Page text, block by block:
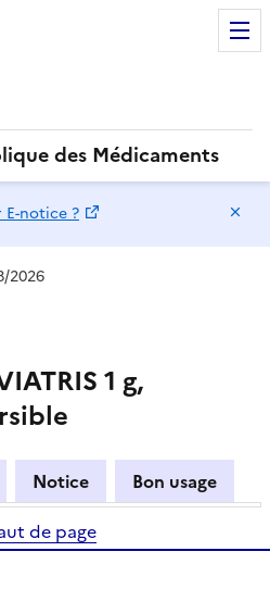
des Médicaments
E-notice ?
2026
1 g,
Notice
Bon usage
de page